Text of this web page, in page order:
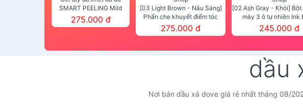
SMART PEELING Mild
Papaya The Face Shop
(150ml)
275.000 đ
[03 Light Brown - Nâu Sáng]
Phấn che khuyết điểm tóc
Quick Hair Puff The Face Shop
275.000 đ
[02 Ash Gray - Khói] Bột
mày 3 ô tự nhiên Ink
Powder Kit fmgt The
245.000 đ
dầu
Nơi bán dầu xả dove giá rẻ nhất tháng 08/